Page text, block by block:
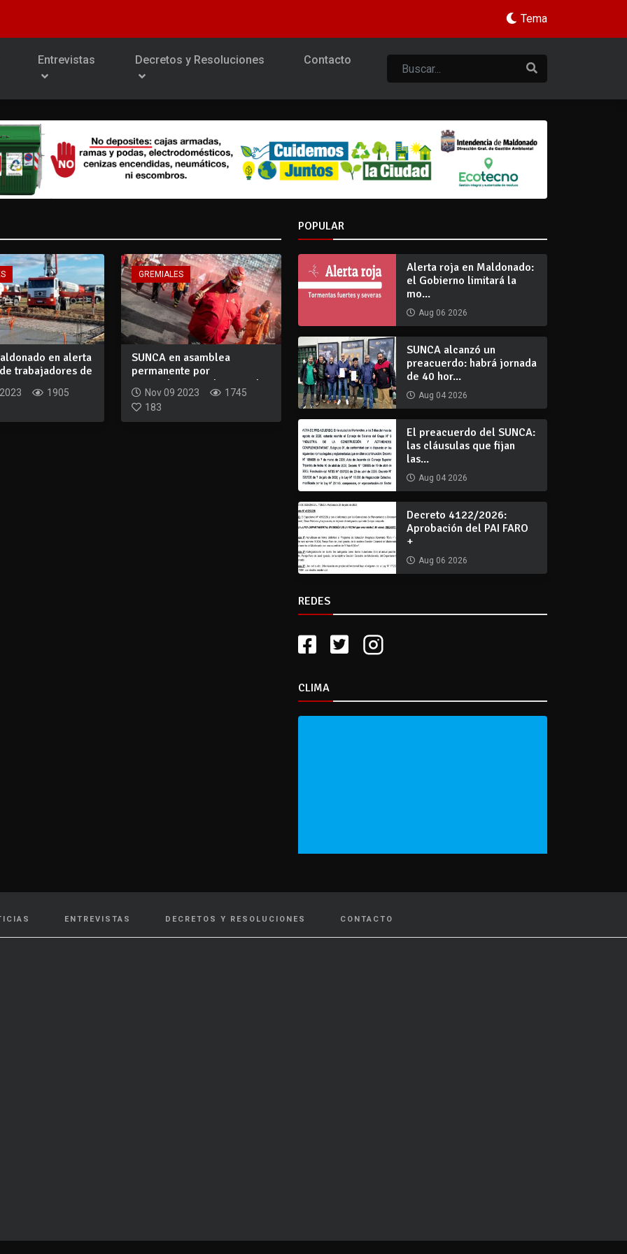
Tema
Entrevistas Decretos y Resoluciones Contacto
en alerta
trabajadores de
1905
GREMIALES
SUNCA en asamblea
permanente por
incumplimiento de pago de
v... Nov 09 2023
1745
183
POPULAR
Alerta roja en Maldonado:
el Gobierno limitará la
mo...
Aug 06 2026
SUNCA alcanzó un
preacuerdo: habrá jornada
de 40 hor...
Aug 04 2026
El preacuerdo del SUNCA:
las cláusulas que fijan
las...
Aug 04 2026
Decreto 4122/2026:
Aprobación del PAI FARO
+
Aug 06 2026
REDES
CLIMA
ENTREVISTAS DECRETOS Y RESOLUCIONES CONTACTO